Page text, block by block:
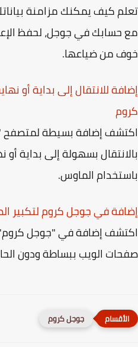
كيف يمكنك مزامنة
في جوجل، لحفظ
من ضياعها.
للانتقال إلى بداية أو
إضافة بسيطة لمتصفح
بسهولة إلى بداية أو
الماوس.
في جوجل كروم لتكبير
إضافة في "جوجل كروم"
الويب ببساطة ودون
جوجل كروم